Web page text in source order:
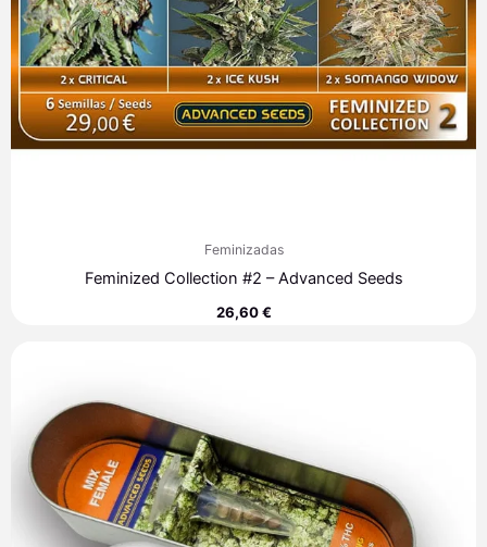
Feminizadas
Feminized Collection #2 – Advanced Seeds
26,60€
249,80 €